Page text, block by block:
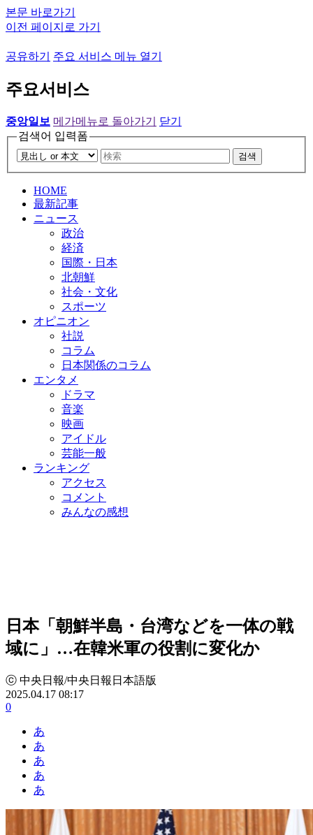
본문 바로가기
이전 페이지로 가기
공유하기 주요 서비스 메뉴 열기
주요서비스
중앙일보 메가메뉴로 돌아가기
닫기
검색어 입력폼
검색
HOME
最新記事
ニュース
政治
経済
国際・日本
北朝鮮
社会・文化
スポーツ
オピニオン
社説
コラム
日本関係のコラム
エンタメ
ドラマ
音楽
映画
アイドル
芸能一般
ランキング
アクセス
コメント
みんなの感想
日本「朝鮮半島・台湾などを一体の戦
域に」…在韓米軍の役割に変化か
ⓒ 中央日報/中央日報日本語版
2025.04.17 08:17
0
あ
あ
あ
あ
あ